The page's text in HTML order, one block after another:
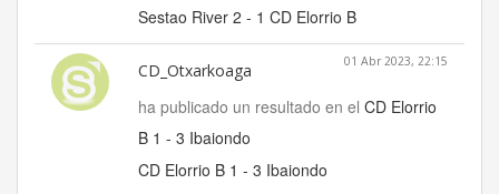
Sestao River 2 - 1 CD Elorrio B
CD_Otxarkoaga 01 Abr 2023, 22:15
ha publicado un resultado en el CD Elorrio
B 1 - 3 Ibaiondo
CD Elorrio B 1 - 3 Ibaiondo